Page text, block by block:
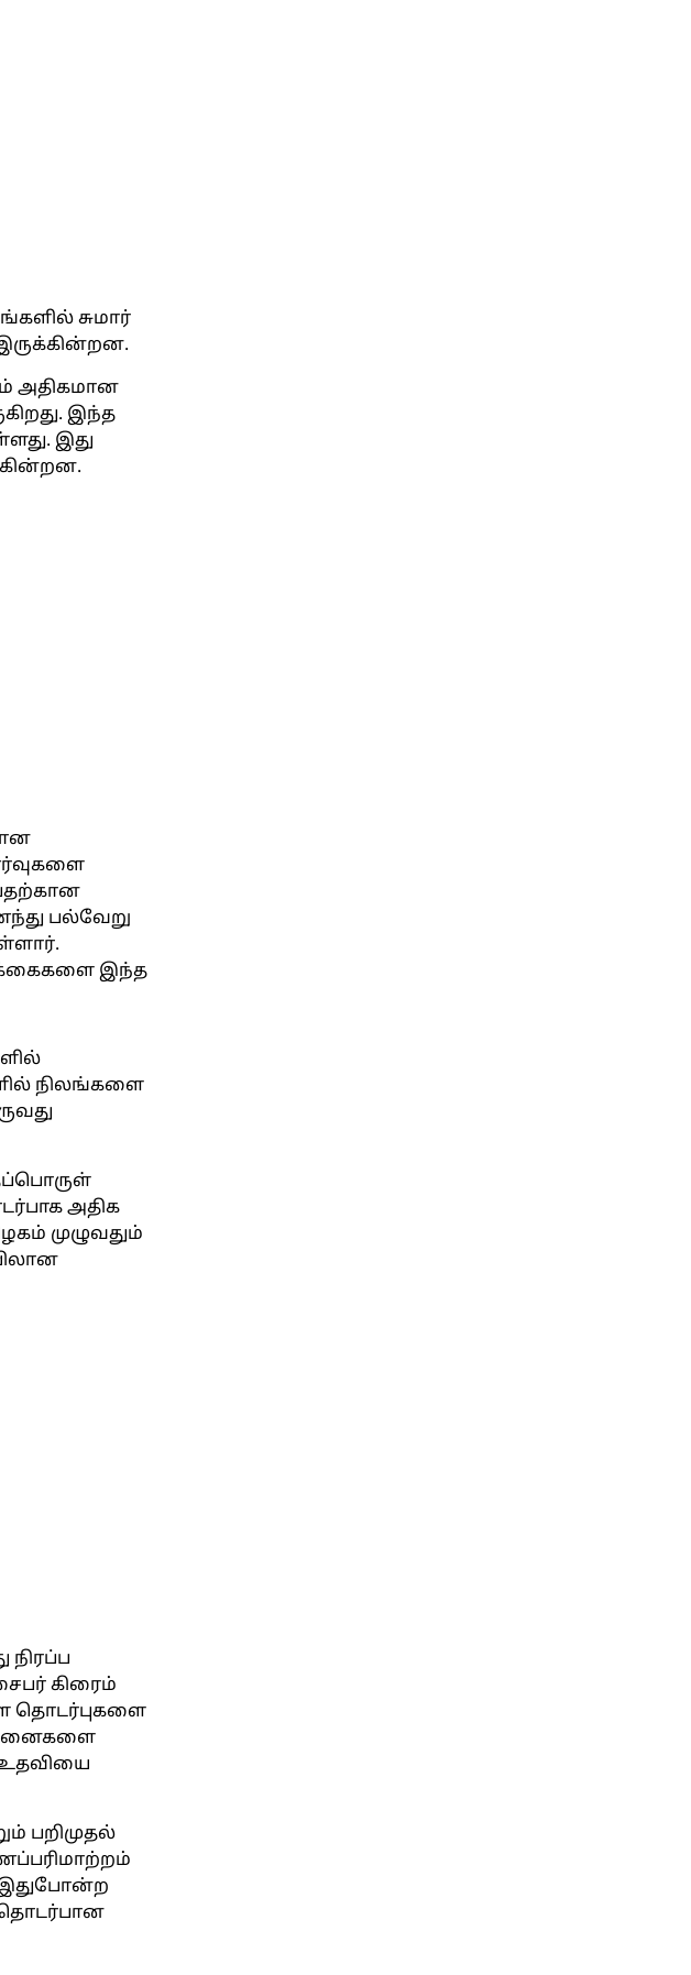
சுமார்
அதிகமான
இந்த
இது
பல்வேறு
இந்த
நிலங்களை
அதிக
முழுவதும்
கிரைம்
தொடர்புகளை
உதவியை
பறிமுதல்
இதுபோன்ற
தொடர்பான